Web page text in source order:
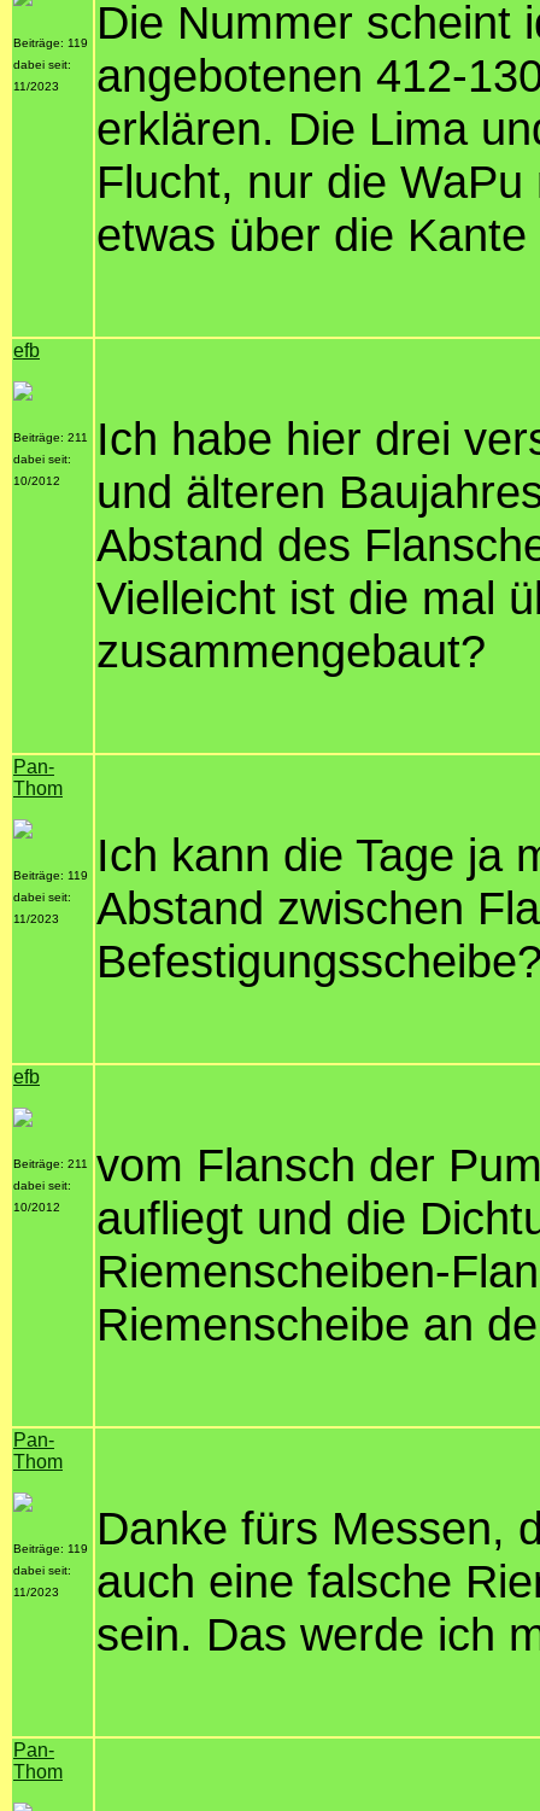
Beiträge: 119
dabei seit:
11/2023
Die Nummer scheint
angebotenen 412-
erklären. Die Lima
Flucht, nur die
etwas über die
efb
Beiträge: 211
dabei seit:
10/2012
Ich habe hier drei
und älteren
Abstand des
Vielleicht ist die mal
zusammengebaut?
Pan-
Thom
Beiträge: 119
dabei seit:
11/2023
Ich kann die Tage ja
Abstand zwischen
efb
Beiträge: 211
dabei seit:
10/2012
vom Flansch der
aufliegt und die
Riemenscheiben-
Riemenscheibe an
Pan-
Thom
Beiträge: 119
dabei seit:
11/2023
Danke fürs Messen,
auch eine falsche
sein. Das werde ich
Pan-
Thom